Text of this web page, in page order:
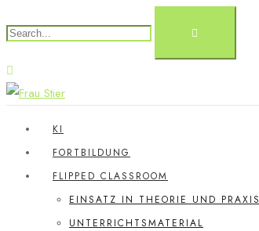
KI
FORTBILDUNG
FLIPPED CLASSROOM
EINSATZ IN THEORIE UND PRAXIS
UNTERRICHTSMATERIAL